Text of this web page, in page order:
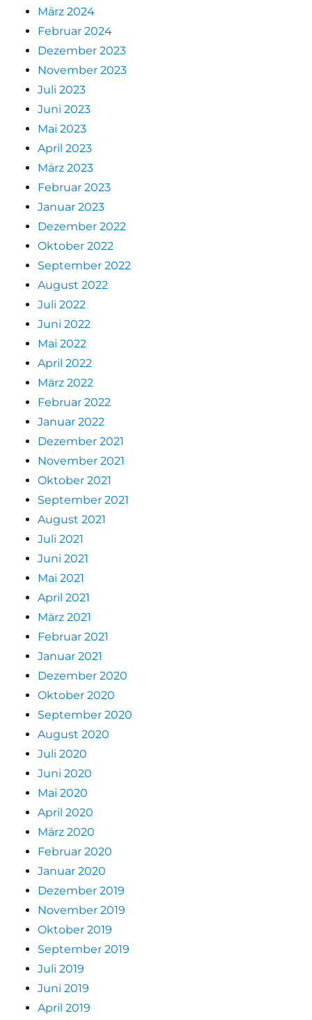
März 2024
Februar 2024
Dezember 2023
November 2023
Juli 2023
Juni 2023
Mai 2023
April 2023
März 2023
Februar 2023
Januar 2023
Dezember 2022
Oktober 2022
September 2022
August 2022
Juli 2022
Juni 2022
Mai 2022
April 2022
März 2022
Februar 2022
Januar 2022
Dezember 2021
November 2021
Oktober 2021
September 2021
August 2021
Juli 2021
Juni 2021
Mai 2021
April 2021
März 2021
Februar 2021
Januar 2021
Dezember 2020
Oktober 2020
September 2020
August 2020
Juli 2020
Juni 2020
Mai 2020
April 2020
März 2020
Februar 2020
Januar 2020
Dezember 2019
November 2019
Oktober 2019
September 2019
Juli 2019
Juni 2019
April 2019